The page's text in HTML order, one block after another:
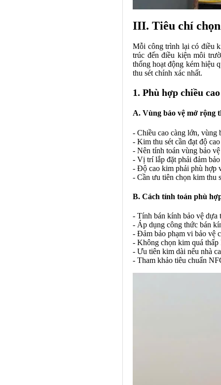
III. Tiêu chí
Mỗi công trình lại có điều
trúc đến điều kiện môi
thống hoạt động kém hiệu
thu sét chính xác nhất.
1. Phù hợp chiều
A. Vùng bảo vệ mở rộng
- Chiều cao càng lớn, vùng
- Kim thu sét cần đạt độ
- Nên tính toán vùng bảo
- Vị trí lắp đặt phải đảm
- Độ cao kim phải phù hợp
- Cần ưu tiên chọn kim thu
B. Cách tính toán phù
- Tính bán kính bảo vệ dựa
- Áp dụng công thức bán
- Đảm bảo phạm vi bảo vệ
- Không chọn kim quá
- Ưu tiên kim dài nếu nhà
- Tham khảo tiêu chuẩn